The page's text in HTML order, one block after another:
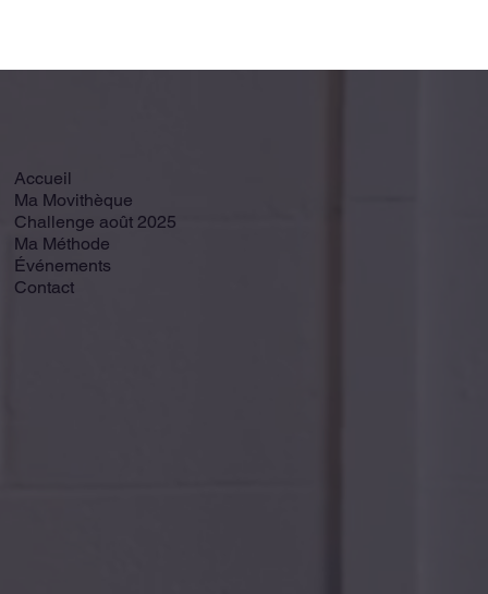
Accueil
Ma Movithèque
Challenge août 2025
Ma Méthode
Événements
Contact